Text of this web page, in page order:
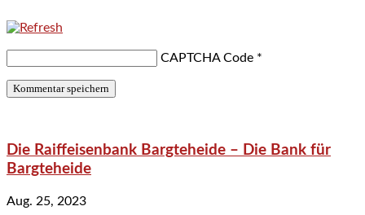
CAPTCHA Code *
Die Raiffeisenbank Bargteheide – Die Bank für
Bargteheide
Aug. 25, 2023